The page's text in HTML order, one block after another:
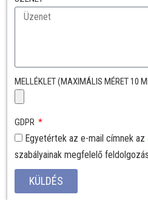
MELLÉKLET (MAXIMÁLIS MÉRET 10
GDPR
Egyetértek az e-mail címnek az
szabályainak megfelelő
KÜLDÉS